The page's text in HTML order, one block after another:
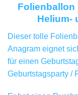
Folienballon
Helium-
Dieser tolle
Anagram eignet
für einen
Geburtstagsparty /